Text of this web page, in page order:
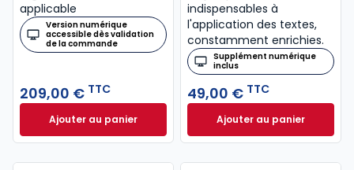
applicable
Version numérique
accessible dès validation
de la commande
209,00 € TTC
Ajouter au panierMémento Social 2026 à 209,00 € TTC
indispensables à
l'application des textes,
constamment enrichies.
Supplément numérique
inclus
49,00 € TTC
Ajouter au panier
Code civil 2027,